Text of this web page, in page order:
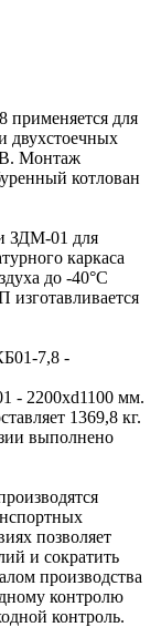
применяется для
двухстоечных
Монтаж
котлован
ЗДМ-01 для
каркаса
до -40°С
изготавливается
7,8 -
- 2200хd1100 мм.
1369,8 кг.
выполнено
позволяет
и сократить
производства
контролю
контроль.